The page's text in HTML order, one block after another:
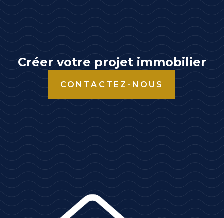
Créer votre projet immobilier
CONTACTEZ-NOUS